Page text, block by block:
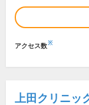
アクセス数※
上田クリニッ